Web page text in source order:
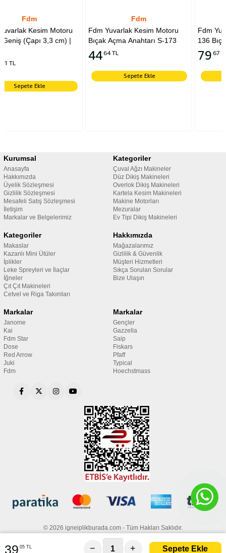
|
Fdm Yuvarlak Kesim Motoru
Bıçak Açma Anahtarı S-173
Sepete Ekle
Fdm Yuvarlak Kesim
136 Bıçak Tutucu Kapak
Sepete Ekle
Kurumsal
Anasayfa
Hakkımızda
Üyelik Sözleşmesi
Gizlilik Sözleşmesi
Mesafeli Satış Sözleşmesi
İletişim
Markalar ve Belgelerimiz
Kategoriler
Çuval Ağzı Makineler
Düz Dikiş Makineleri
Overlok Dikiş Makineleri
Kartela Kesim Makineleri
Makine Motorları
Mezuralar
Ev Tipi Dikiş Makineleri
Kategoriler
Makaslar
Kazanlı Mini Ütüler
İplikler
Leke Spreyleri ve İlaçlar
İğneler
Çıt Çıt Makineleri
Cetvel ve Riga Takımları
Hakkımızda
Mağazalarımız
Gizlilik & Güvenlik
Müşteri Hizmetleri
Sıkça Sorulan Sorular
Bize Ulaşın
Markalar
Janome
Kai
Fdm Star
Dose
Red Arrow
Juki
Fdm
Markalar
Gençler
Gazzella
Saip
Fiskars
Pfaff
Typical
Hoechstmass
© 2026 igneiplikburada.com - Tüm Hakları Saklıdır.
39 05 TL − +